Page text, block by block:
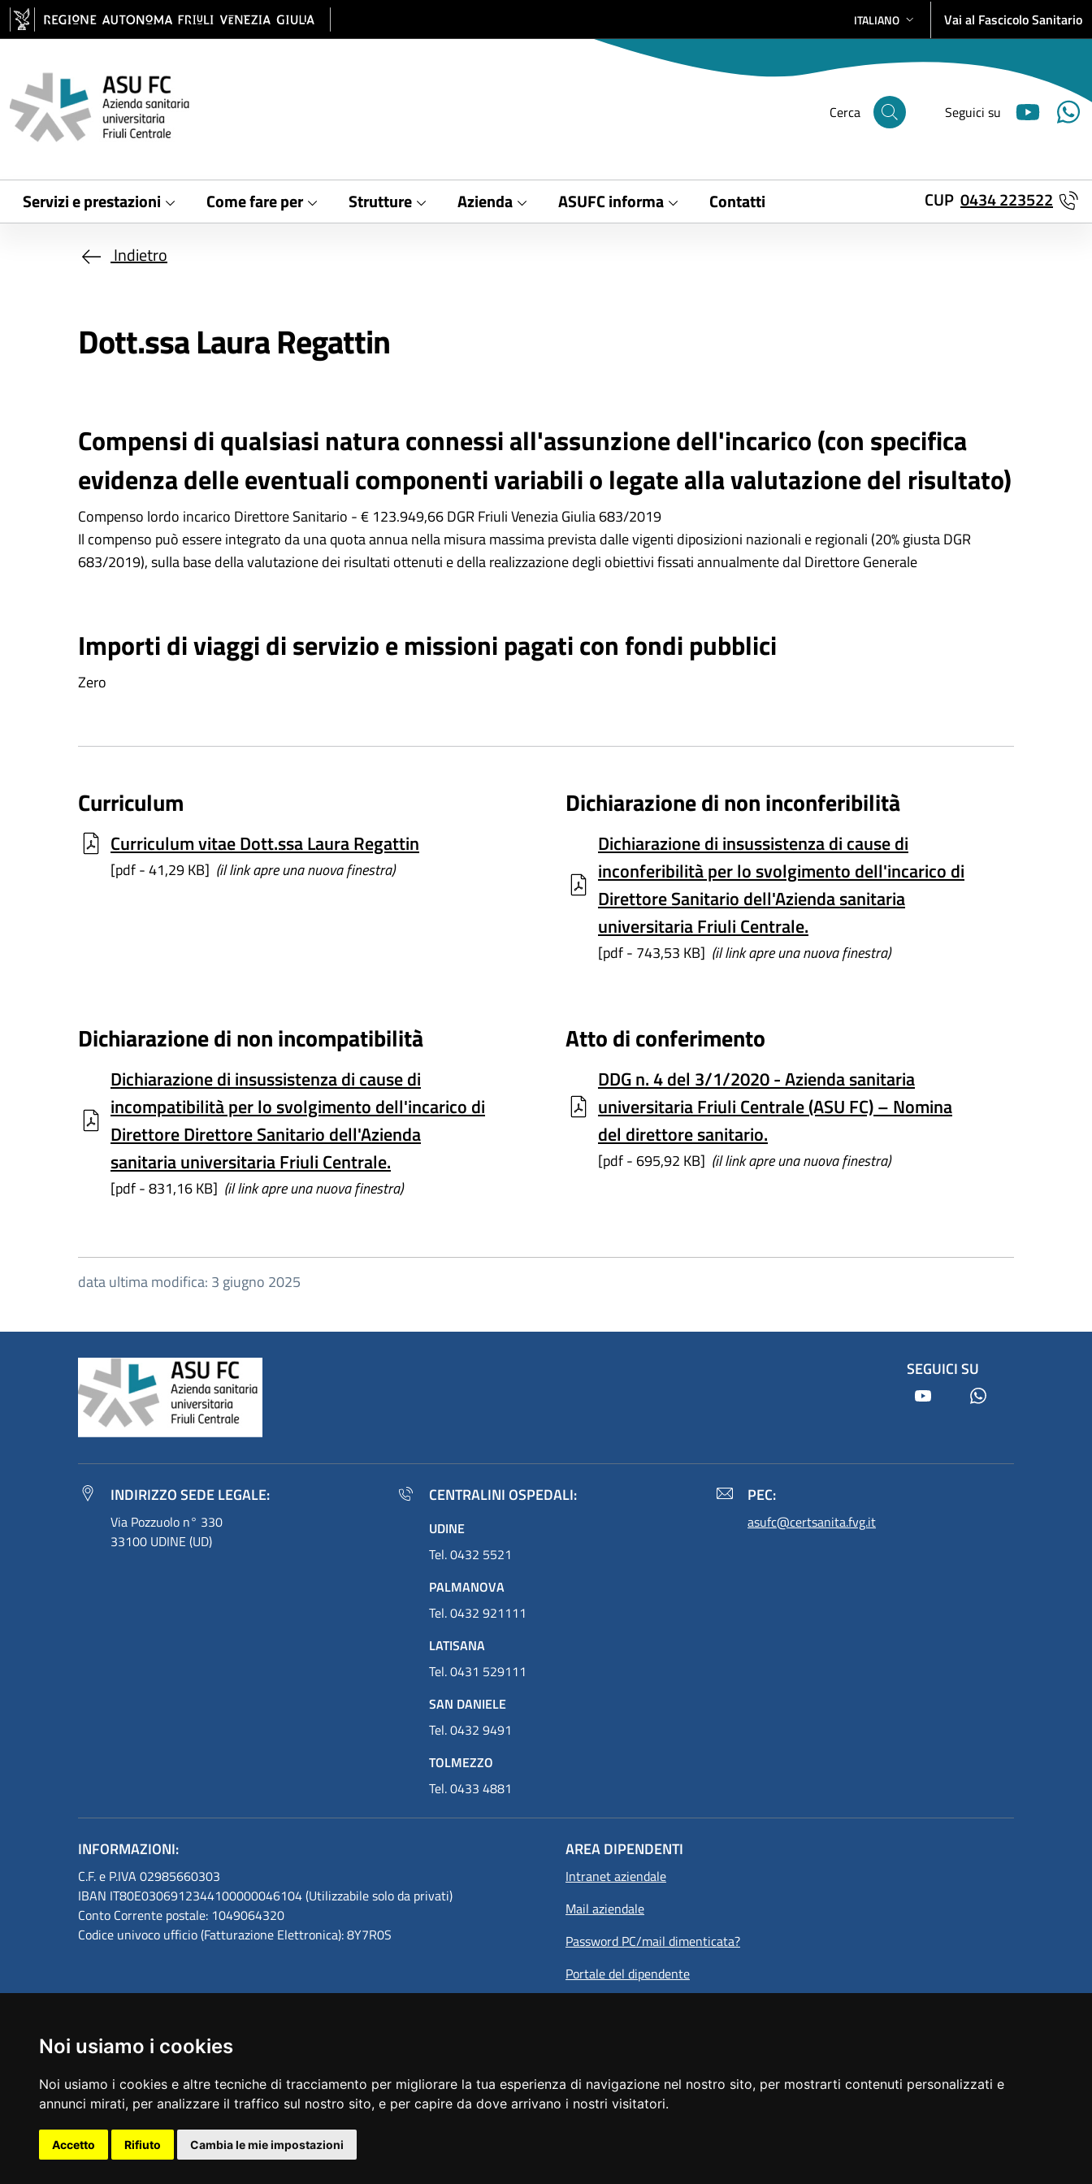
Noi usiamo i cookies
Noi usiamo i cookies e altre tecniche di tracciamento per migliorare la tua esperienza di navigazione nel nostro sito, per mostrarti contenuti personalizzati e
annunci mirati, per analizzare il traffico sul nostro sito, e per capire da dove arrivano i nostri visitatori.
Accetto Rifiuto Cambia le mie impostazioni
Salta al contenuto principale
SELEZIONE LINGUA: LINGUA SELEZIONATA
ITALIANO Vai al Fascicolo Sanitario
Cerca Seguici su
Servizi e prestazioni Come fare per Strutture Azienda ASUFC informa Contatti CUP 0434 223522
Indietro
Dott.ssa Laura Regattin
Compensi di qualsiasi natura connessi all'assunzione dell'incarico (con specifica
evidenza delle eventuali componenti variabili o legate alla valutazione del risultato)
Compenso lordo incarico Direttore Sanitario - € 123.949,66 DGR Friuli Venezia Giulia 683/2019
Il compenso può essere integrato da una quota annua nella misura massima prevista dalle vigenti diposizioni nazionali e regionali (20% giusta DGR
683/2019), sulla base della valutazione dei risultati ottenuti e della realizzazione degli obiettivi fissati annualmente dal Direttore Generale
Importi di viaggi di servizio e missioni pagati con fondi pubblici
Zero
Curriculum
Curriculum vitae Dott.ssa Laura Regattin
[pdf - 41,29 KB] (il link apre una nuova finestra)
Dichiarazione di non inconferibilità
Dichiarazione di insussistenza di cause di
inconferibilità per lo svolgimento dell'incarico di
Direttore Sanitario dell'Azienda sanitaria
universitaria Friuli Centrale.
[pdf - 743,53 KB] (il link apre una nuova finestra)
Dichiarazione di non incompatibilità
Dichiarazione di insussistenza di cause di
incompatibilità per lo svolgimento dell'incarico di
Direttore Direttore Sanitario dell'Azienda
sanitaria universitaria Friuli Centrale.
[pdf - 831,16 KB] (il link apre una nuova finestra)
Atto di conferimento
DDG n. 4 del 3/1/2020 - Azienda sanitaria
universitaria Friuli Centrale (ASU FC) – Nomina
del direttore sanitario.
[pdf - 695,92 KB] (il link apre una nuova finestra)
data ultima modifica: 3 giugno 2025
SEGUICI SU
Youtube
INDIRIZZO SEDE LEGALE:
Via Pozzuolo n° 330
33100 UDINE (UD)
CENTRALINI OSPEDALI:
UDINE
Tel. 0432 5521
PALMANOVA
Tel. 0432 921111
LATISANA
Tel. 0431 529111
SAN DANIELE
Tel. 0432 9491
TOLMEZZO
Tel. 0433 4881
PEC:
asufc@certsanita.fvg.it
INFORMAZIONI:
C.F. e P.IVA 02985660303
IBAN IT80E0306912344100000046104 (Utilizzabile solo da privati)
Conto Corrente postale: 1049064320
Codice univoco ufficio (Fatturazione Elettronica): 8Y7R0S
AREA DIPENDENTI
Intranet aziendale
Mail aziendale
Password PC/mail dimenticata?
Portale del dipendente
Amministrazione trasparente
Sezione Link Utili